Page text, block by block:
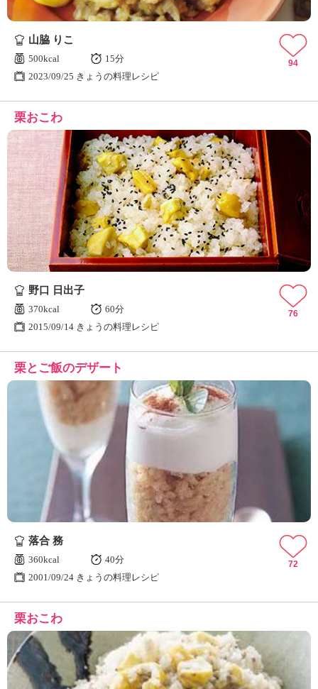
山脇 りこ
500kcal
15分
2023/09/25 きょうの料理レシピ
94
栗おこわ
野口 日出子
370kcal
60分
2015/09/14 きょうの料理レシピ
76
栗とご飯のデザート
落合 務
360kcal
40分
2001/09/24 きょうの料理レシピ
72
栗おこわ